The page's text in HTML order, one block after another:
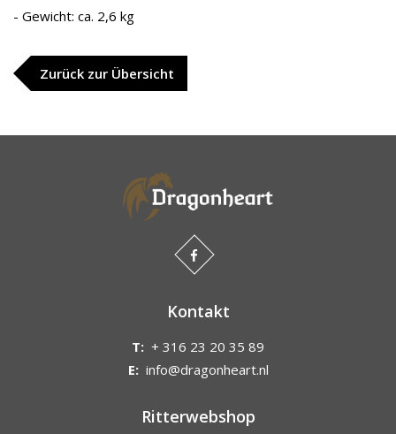
- Gewicht: ca. 2,6 kg
Zurück zur Übersicht
Kontakt
T: + 316 23 20 35 89
E: info@dragonheart.nl
Ritterwebshop